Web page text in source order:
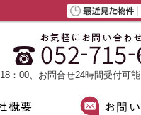
：00、お問合せ24時間受付可能